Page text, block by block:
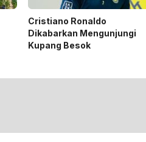
Cristiano Ronaldo
Dikabarkan Mengunjungi
Kupang Besok